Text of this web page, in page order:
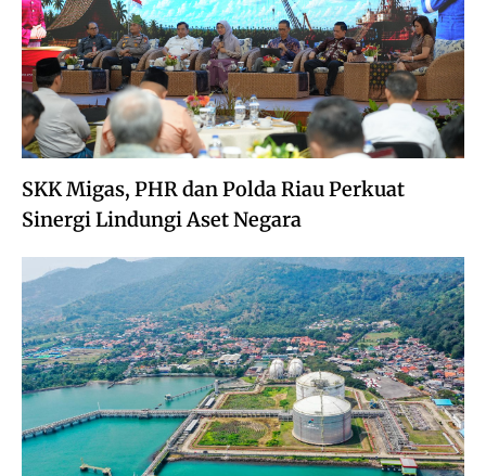
SKK Migas, PHR dan Polda Riau Perkuat
Sinergi Lindungi Aset Negara